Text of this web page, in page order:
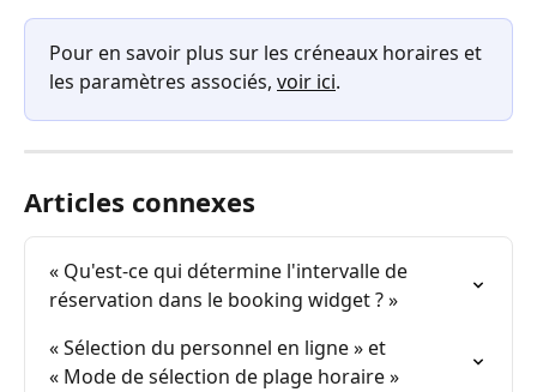
Pour en savoir plus sur les créneaux horaires et
les paramètres associés, voir ici.
Articles connexes
« Qu'est-ce qui détermine l'intervalle de
réservation dans le booking widget ? »
« Sélection du personnel en ligne » et
« Mode de sélection de plage horaire »